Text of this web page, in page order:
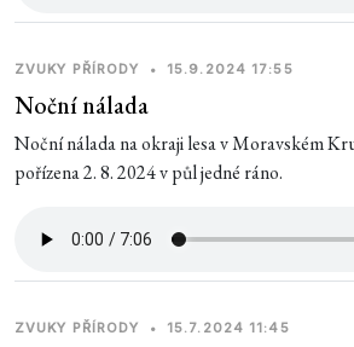
ZVUKY PŘÍRODY • 15.9.2024 17:55
Noční nálada
Noční nálada na okraji lesa v Moravském
pořízena 2. 8. 2024 v půl jedné ráno.
ZVUKY PŘÍRODY • 15.7.2024 11:45